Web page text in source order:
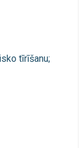
tīrīšanu;